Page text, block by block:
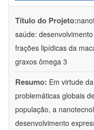
Título do Projeto:
saúde:
frações lipídicas da
graxos ômega 3
Resumo: Em virtude
problemáticas globais
população, a
desenvolvimento